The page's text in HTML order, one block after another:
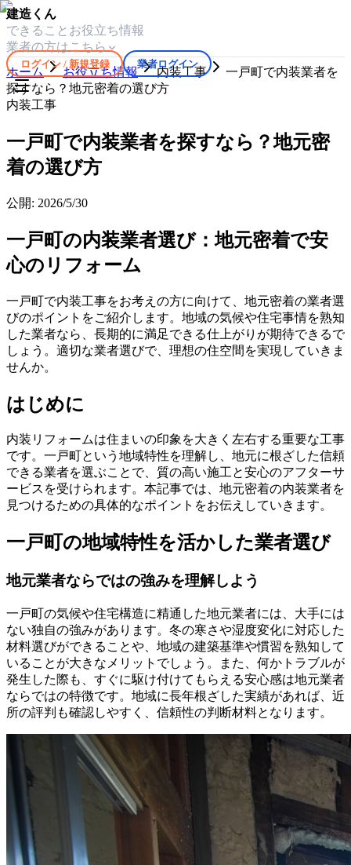
建造くん
できること お役立ち情報
業者の方はこちら
ログイン / 新規登録 業者ログイン
ホーム お役立ち情報 内装工事
一戸町で内装業者を
探すなら？地元密着の選び方
内装工事
一戸町で内装業者を探すなら？地元密
着の選び方
公開: 2026/5/30
一戸町の内装業者選び：地元密着で安
心のリフォーム
一戸町で内装工事をお考えの方に向けて、地元密着の業者選
びのポイントをご紹介します。地域の気候や住宅事情を熟知
した業者なら、長期的に満足できる仕上がりが期待できるで
しょう。適切な業者選びで、理想の住空間を実現していきま
せんか。
はじめに
内装リフォームは住まいの印象を大きく左右する重要な工事
です。一戸町という地域特性を理解し、地元に根ざした信頼
できる業者を選ぶことで、質の高い施工と安心のアフターサ
ービスを受けられます。本記事では、地元密着の内装業者を
見つけるための具体的なポイントをお伝えしていきます。
一戸町の地域特性を活かした業者選び
地元業者ならではの強みを理解しよう
一戸町の気候や住宅構造に精通した地元業者には、大手には
ない独自の強みがあります。冬の寒さや湿度変化に対応した
材料選びができることや、地域の建築基準や慣習を熟知して
いることが大きなメリットでしょう。また、何かトラブルが
発生した際も、すぐに駆け付けてもらえる安心感は地元業者
ならではの特徴です。地域に長年根ざした実績があれば、近
所の評判も確認しやすく、信頼性の判断材料となります。